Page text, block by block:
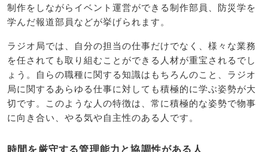
制作をしながらイベント運営ができる制作部員、防災学を
学んだ報道部員などが挙げられます。
ラジオ局では、自分の担当の仕事だけでなく、様々な業務
を任されても取り組むことができる人材が重宝されるでし
ょう。自らの職種に関する知識はもちろんのこと、ラジオ
局に関するあらゆる仕事に対しても積極的に学ぶ姿勢が大
切です。このような人の特徴は、常に積極的な姿勢で物事
に向き合い、やる気や自主性のある人です。
時間を厳守する管理能力と協調性がある人